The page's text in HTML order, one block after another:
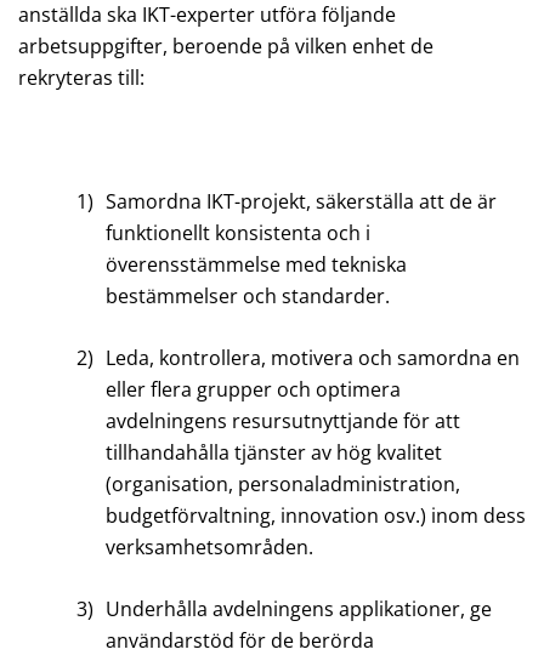
anställda ska IKT-experter utföra följande
arbetsuppgifter, beroende på vilken enhet de
rekryteras till:
1) Samordna IKT-projekt, säkerställa att de är
funktionellt konsistenta och i
överensstämmelse med tekniska
bestämmelser och standarder.
2) Leda, kontrollera, motivera och samordna en
eller flera grupper och optimera
avdelningens resursutnyttjande för att
tillhandahålla tjänster av hög kvalitet
(organisation, personaladministration,
budgetförvaltning, innovation osv.) inom dess
verksamhetsområden.
3) Underhålla avdelningens applikationer, ge
användarstöd för de berörda